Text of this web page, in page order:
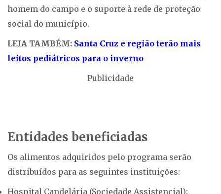
homem do campo e o suporte à rede de proteção
social do município.
LEIA TAMBÉM: Santa Cruz e região terão mais
leitos pediátricos para o inverno
Publicidade
Entidades beneficiadas
Os alimentos adquiridos pelo programa serão
distribuídos para as seguintes instituições:
Hospital Candelária (Sociedade Assistencial);